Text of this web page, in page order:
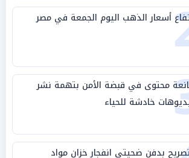
أسعار الذهب اليوم الجمعة في مصر
محتوى في قبضة الأمن بتهمة نشر
خادشة للحياء
بدفن ضحيتي انفجار خزان مواد